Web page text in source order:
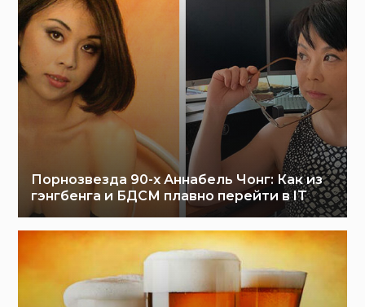
Порнозвезда 90-х Аннабель Чонг: Как из
гэнгбенга и БДСМ плавно перейти в IT